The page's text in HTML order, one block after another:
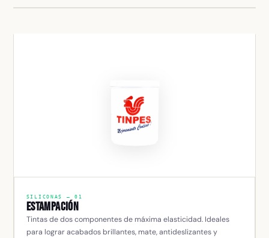
SILICONAS — 01
Estampación
Tintas de dos componentes de máxima elasticidad. Ideales
para lograr acabados brillantes, mate, antideslizantes y